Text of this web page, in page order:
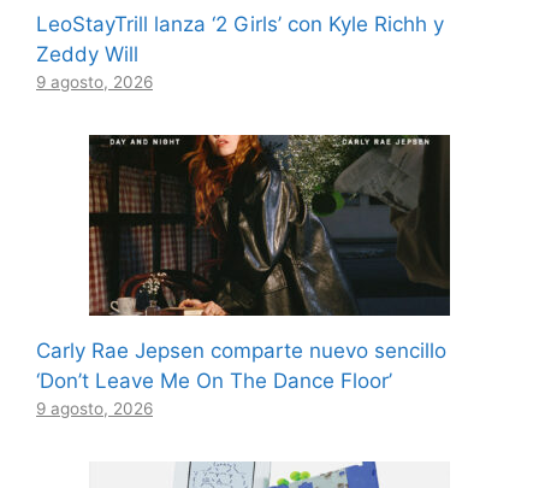
LeoStayTrill lanza ‘2 Girls’ con Kyle Richh y
Zeddy Will
9 agosto, 2026
Carly Rae Jepsen comparte nuevo sencillo
‘Don’t Leave Me On The Dance Floor’
9 agosto, 2026